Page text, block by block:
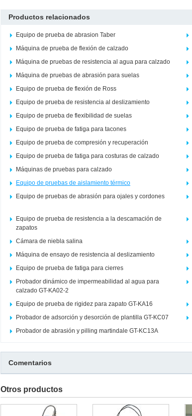
Productos relacionados
Equipo de prueba de abrasion Taber
Máquina de prueba de flexión de calzado
Máquina de pruebas de resistencia al agua para calzado
Máquina de pruebas de abrasión para suelas
Equipo de prueba de flexión de Ross
Equipo de prueba de resistencia al deslizamiento
Equipo de prueba de flexibilidad de suelas
Equipo de prueba de fatiga para tacones
Equipo de prueba de compresión y recuperación
Equipo de prueba de fatiga para costuras de calzado
Máquinas de pruebas para calzado
Equipo de pruebas de aislamiento térmico
Equipo de pruebas de abrasión para ojales y cordones
Equipo de prueba de resistencia a la descamación de
zapatos
Cámara de niebla salina
Máquina de ensayo de resistencia al deslizamiento
Equipo de prueba de fatiga para cierres
Probador dinámico de impermeabilidad al agua para
calzado GT-KA02-2
Equipo de prueba de rigidez para zapato GT-KA16
Probador de adsorción y desorción de plantilla GT-KC07
Probador de abrasión y pilling martindale GT-KC13A
Comentarios
Otros productos